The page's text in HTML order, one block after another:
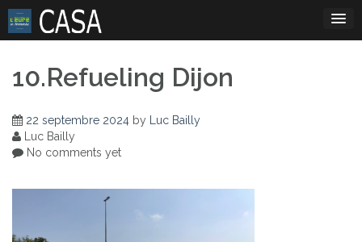
Skip
content
10.Refueling Dijon
22 septembre 2024 by Luc Bailly
Luc Bailly
No comments yet